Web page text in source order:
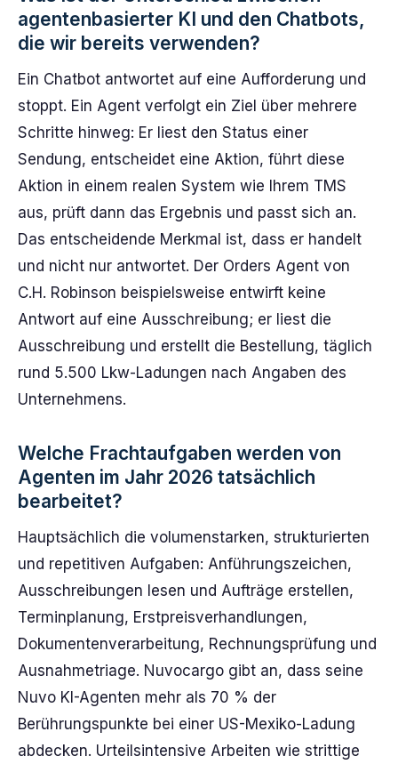
agentenbasierter KI und den Chatbots,
die wir bereits verwenden?
Ein Chatbot antwortet auf eine Aufforderung und
stoppt. Ein Agent verfolgt ein Ziel über mehrere
Schritte hinweg: Er liest den Status einer
Sendung, entscheidet eine Aktion, führt diese
Aktion in einem realen System wie Ihrem TMS
aus, prüft dann das Ergebnis und passt sich an.
Das entscheidende Merkmal ist, dass er handelt
und nicht nur antwortet. Der Orders Agent von
C.H. Robinson beispielsweise entwirft keine
Antwort auf eine Ausschreibung; er liest die
Ausschreibung und erstellt die Bestellung, täglich
rund 5.500 Lkw-Ladungen nach Angaben des
Unternehmens.
Welche Frachtaufgaben werden von
Agenten im Jahr 2026 tatsächlich
bearbeitet?
Hauptsächlich die volumenstarken, strukturierten
und repetitiven Aufgaben: Anführungszeichen,
Ausschreibungen lesen und Aufträge erstellen,
Terminplanung, Erstpreisverhandlungen,
Dokumentenverarbeitung, Rechnungsprüfung und
Ausnahmetriage. Nuvocargo gibt an, dass seine
Nuvo KI-Agenten mehr als 70 % der
Berührungspunkte bei einer US-Mexiko-Ladung
abdecken. Urteilsintensive Arbeiten wie strittige